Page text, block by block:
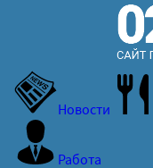
Новости
Работа